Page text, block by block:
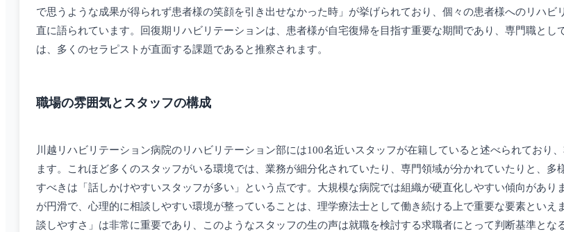
で思うような成果が得られず患者様の笑顔を引き出せなかった時」が挙げられており、個々の患者様へのリハビ
直に語られています。回復期リハビリテーションは、患者様が自宅復帰を目指す重要な期間であり、専門職とし
は、多くのセラピストが直面する課題であると推察されます。
職場の雰囲気とスタッフの構成
川越リハビリテーション病院のリハビリテーション部には100名近いスタッフが在籍していると述べられており
ます。これほど多くのスタッフがいる環境では、業務が細分化されていたり、専門領域が分かれていたりと、
すべきは「話しかけやすいスタッフが多い」という点です。大規模な病院では組織が硬直化しやすい傾向があり
が円滑で、心理的に相談しやすい環境が整っていることは、理学療法士として働き続ける上で重要な要素といえ
談しやすさ」は非常に重要であり、このようなスタッフの生の声は就職を検討する求職者にとって判断基準とな